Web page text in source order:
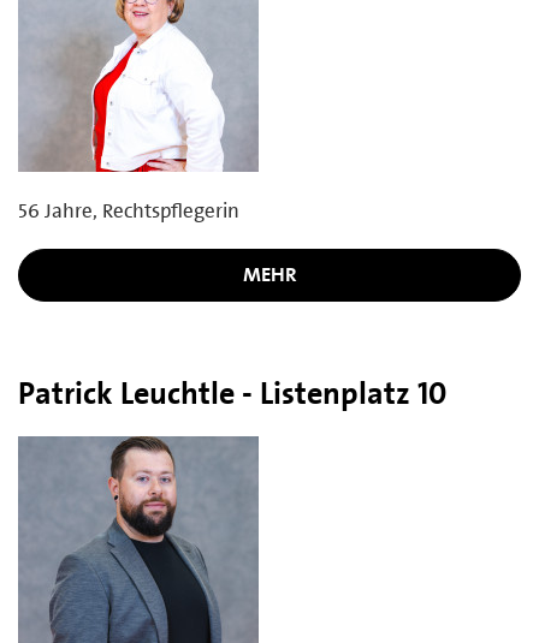
56 Jahre, Rechtspflegerin
MEHR
Patrick Leuchtle - Listenplatz 10